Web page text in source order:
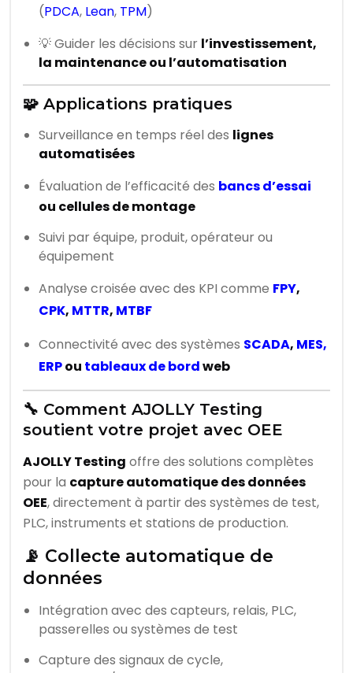
(PDCA, Lean, TPM)
💡 Guider les décisions sur l’investissement,
la maintenance ou l’automatisation
🧩 Applications pratiques
Surveillance en temps réel des lignes
automatisées
Évaluation de l’efficacité des bancs d’essai
ou cellules de montage
Suivi par équipe, produit, opérateur ou
équipement
Analyse croisée avec des KPI comme FPY,
CPK, MTTR, MTBF
Connectivité avec des systèmes SCADA, MES,
ERPou tableaux de bordweb
🔧 Comment AJOLLY Testing
soutient votre projet avec OEE
AJOLLY Testing offre des solutions complètes
pour la capture automatique des données
OEE, directement à partir des systèmes de test,
PLC, instruments et stations de production.
📡 Collecte automatique de
données
Intégration avec des capteurs, relais, PLC,
passerelles ou systèmes de test
Capture des signaux de cycle,